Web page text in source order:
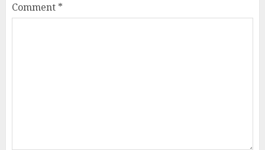
Comment *